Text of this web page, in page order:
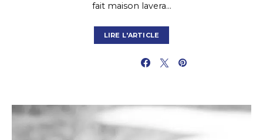
fait maison lavera…
LIRE L'ARTICLE